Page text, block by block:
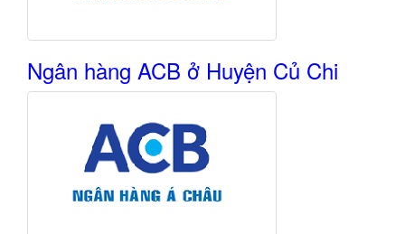
Ngân hàng ACB ở Huyện Củ Chi